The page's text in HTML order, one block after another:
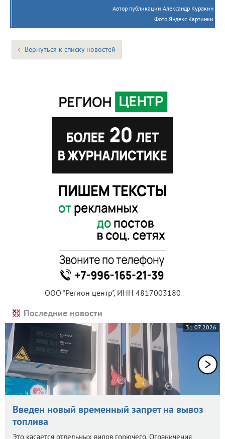
Автор публикации Александр Куракин
Фото Яндекс.Картинки
Вернуться к списку новостей
ООО "Регион центр", ИНН 4817003180
Последние новости
31.07.2026
Введен новый временный запрет на вывоз
топлива
Это касается отдельных видов горючего. Ограничения